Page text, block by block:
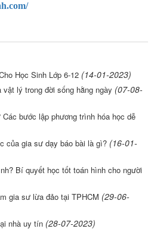
Học Sinh Lớp 6-12 (14-01-2023)
lý trong đời sống hằng ngày (07-08-
bước lập phương trình hóa học dễ
của gia sư dạy báo bài là gì? (16-01-
Bí quyết học tốt toán hình cho người
gia sư lừa đảo tại TPHCM (29-06-
nhà uy tín (28-07-2023)